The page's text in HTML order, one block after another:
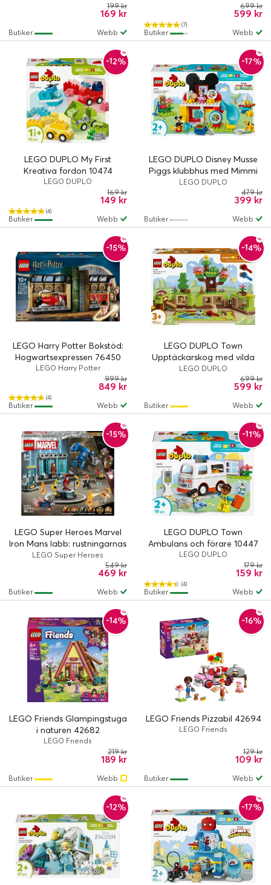
169 kr
199 kr
Webb
Butiker
(7)
599 kr
699 kr
Webb
Butiker
-12%
LEGO DUPLO My First
Kreativa fordon 10474
LEGO DUPLO
(4)
149 kr
169 kr
Webb
Butiker
-17%
LEGO DUPLO Disney Musse
Piggs klubbhus med Mimmi
och Pluto 10465
LEGO DUPLO
399 kr
479 kr
Webb
Butiker
-15%
LEGO Harry Potter Bokstöd:
Hogwartsexpressen 76450
LEGO Harry Potter
(4)
849 kr
999 kr
Webb
Butiker
-14%
LEGO DUPLO Town
Upptäckarskog med vilda
djur 10480
LEGO DUPLO
599 kr
699 kr
Webb
Butiker
-15%
LEGO Super Heroes Marvel
Iron Mans labb: rustningarnas
sal 76315
LEGO Super Heroes
469 kr
549 kr
Webb
Butiker
-11%
LEGO DUPLO Town
Ambulans och förare 10447
LEGO DUPLO
(4)
159 kr
179 kr
Webb
Butiker
-14%
LEGO Friends Glampingstuga
i naturen 42682
LEGO Friends
189 kr
219 kr
Webb
Butiker
-16%
LEGO Friends Pizzabil 42694
LEGO Friends
109 kr
129 kr
Webb
Butiker
-12% -17%